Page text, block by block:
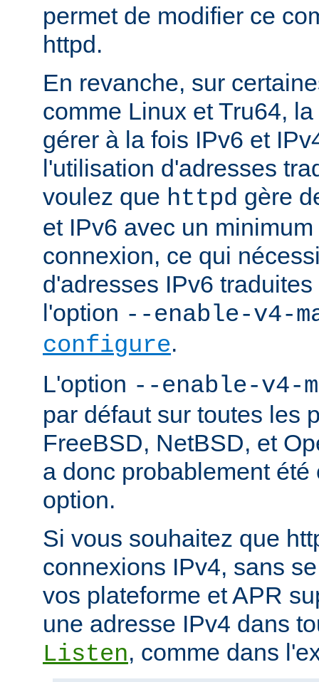
permet de modifier ce
httpd.
En revanche, sur
comme Linux et Tru64, la
gérer à la fois IPv6 et
l'utilisation d'adresses
voulez que httpd gère
et IPv6 avec un
connexion, ce qui
d'adresses IPv6
l'option --enable-v4-
configure.
L'option --enable-v4-
par défaut sur toutes les
FreeBSD, NetBSD, et
a donc probablement
option.
Si vous souhaitez que
connexions IPv4, sans
vos plateforme et APR
une adresse IPv4 dans
Listen, comme dans